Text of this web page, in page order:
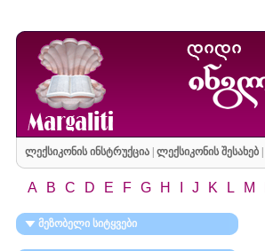
ლექსიკონის ინსტრუქცია| ლექსიკონის შესახებ|
A B C D E F G H J K L M
მეზობელი სიტყვები